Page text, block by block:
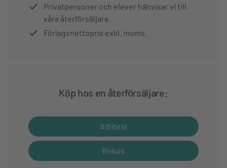
Privatpersoner och elever hänvisar vi till
våra återförsäljare.
Förlagsnettopris exkl. moms.
Köp hos en återförsäljare:
Adlibris
Bokus